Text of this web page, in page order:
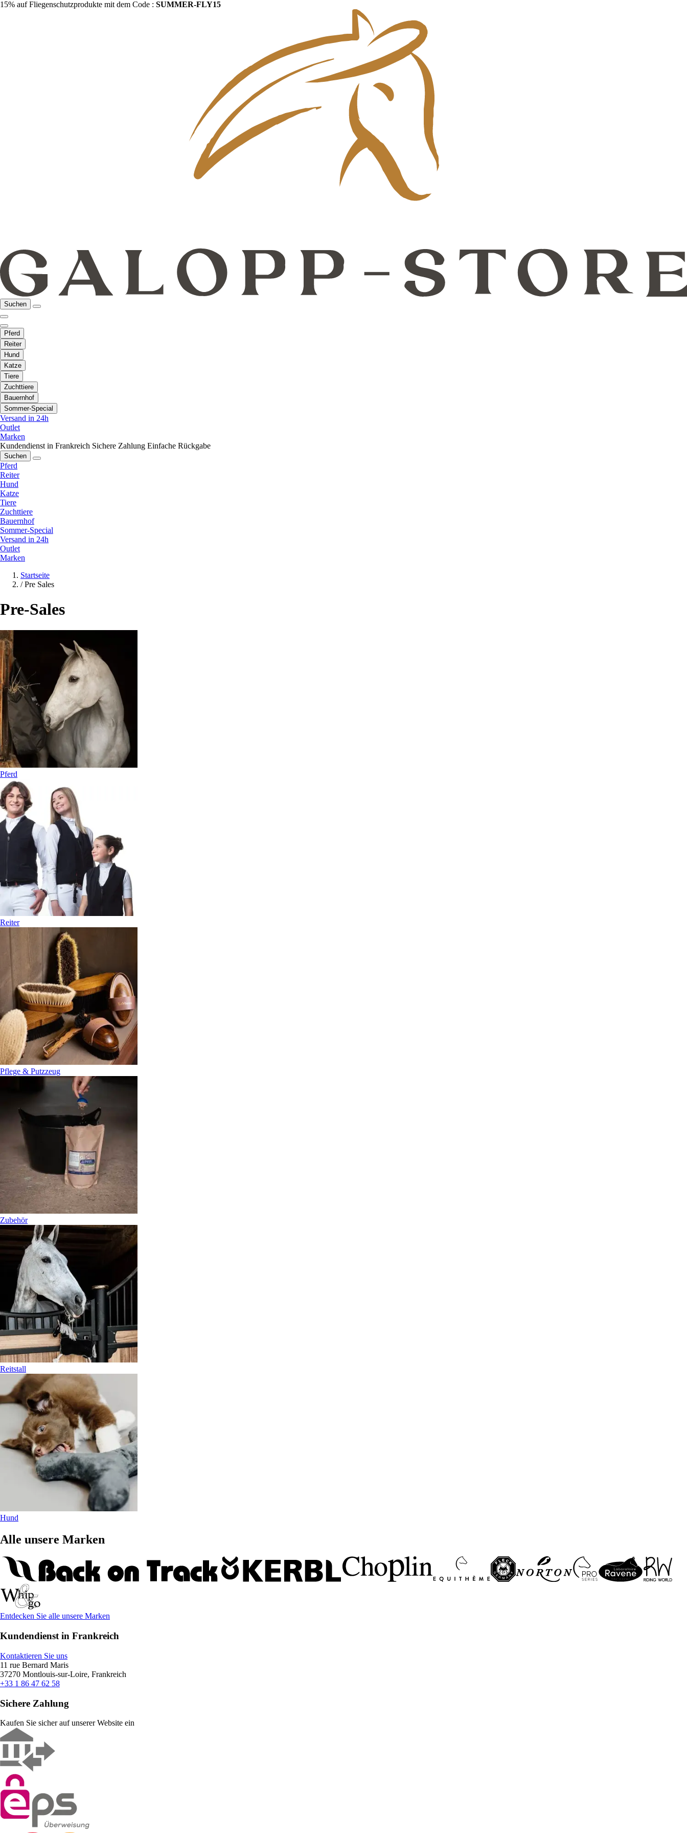
15% auf Fliegenschutzprodukte mit dem Code : SUMMER-FLY15
Suchen
Pferd
Reiter
Hund
Katze
Tiere
Zuchttiere
Bauernhof
Sommer-Special
Versand in 24h
Outlet
Marken
Kundendienst in Frankreich Sichere Zahlung Einfache Rückgabe
Suchen
Pferd
Reiter
Hund
Katze
Tiere
Zuchttiere
Bauernhof
Sommer-Special
Versand in 24h
Outlet
Marken
Startseite
/ Pre Sales
Pre-Sales
Pferd
Reiter
Pflege & Putzzeug
Zubehör
Reitstall
Hund
Alle unsere Marken
Entdecken Sie alle unsere Marken
Kundendienst in Frankreich
Kontaktieren Sie uns
11 rue Bernard Maris
37270 Montlouis-sur-Loire, Frankreich
+33 1 86 47 62 58
Sichere Zahlung
Kaufen Sie sicher auf unserer Website ein